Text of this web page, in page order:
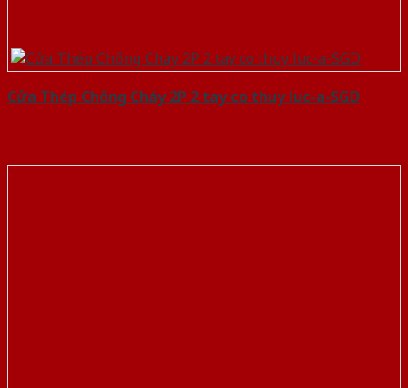
Cửa Thép Chống Cháy 2P 2 tay co thuy luc-a-SGD